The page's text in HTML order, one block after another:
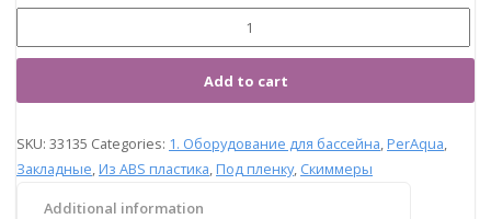
Add to cart
SKU: 33135 Categories: 1. Оборудование для бассейна, PerAqua,
Закладные, Из ABS пластика, Под пленку, Скиммеры
Additional information